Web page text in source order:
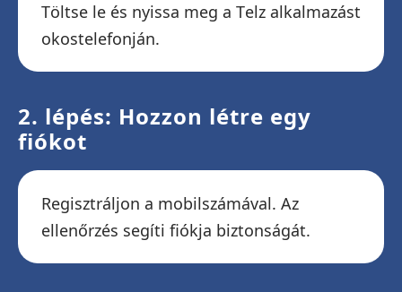
Töltse le és nyissa meg a Telz alkalmazást
okostelefonján.
2. lépés: Hozzon létre egy
fiókot
Regisztráljon a mobilszámával. Az
ellenőrzés segíti fiókja biztonságát.